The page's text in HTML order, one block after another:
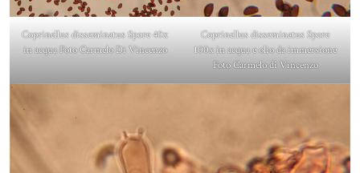
Coprinellus disseminatus Spore 40x
in acqua Foto Carmelo Di Vincenzo
Coprinellus disseminatus Spore
100x in acqua e olio da immersione
Foto Carmelo di Vincenzo